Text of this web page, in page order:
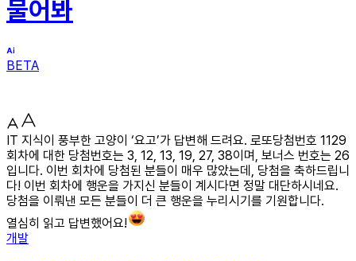
물어봐
BETA
IT 지식이 풍부한 고양이 ‘요고’가 답변해 드려요. 로또당첨번호 1129
회차에 대한 당첨번호는 3, 12, 13, 19, 27, 38이며, 보너스 번호는 26
입니다. 이번 회차에 당첨된 분들이 매우 많았는데, 당첨을 축하드립니
다! 이번 회차에 행운을 가지신 분들이 계시다면 정말 대단하시네요.
당첨을 이뤄낸 모든 분들이 더 큰 행운을 누리시기를 기원합니다.
열심히 읽고 답변했어요!
개발